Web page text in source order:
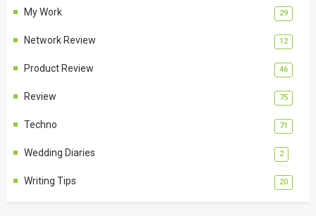
My Work 29
Network Review 12
Product Review 46
Review 75
Techno 71
Wedding Diaries 2
Writing Tips 20